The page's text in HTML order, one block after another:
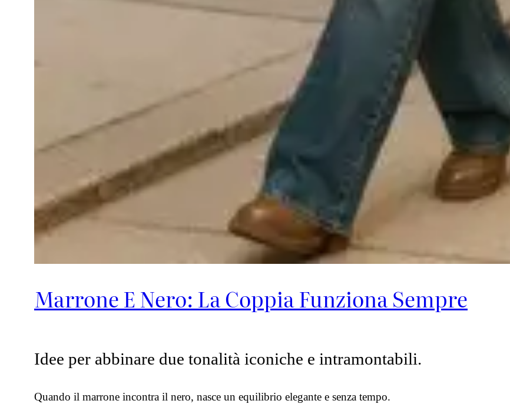
Marrone E Nero: La Coppia Funziona Sempre
Idee per abbinare due tonalità iconiche e intramontabili.
Quando il marrone incontra il nero, nasce un equilibrio elegante e senza tempo.